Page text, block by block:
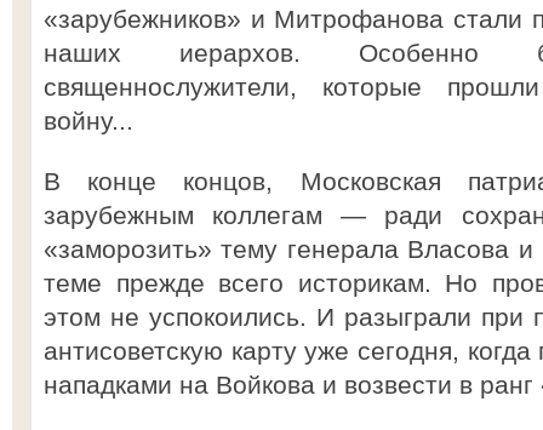
«зарубежников» и Митрофанова стали
наших иерархов. Особенно
священнослужители, которые
войну...
В конце концов, Московская
зарубежным коллегам — ради
«заморозить» тему генерала Власова и
теме прежде всего историкам. Но
этом не успокоились. И разыграли
антисоветскую карту уже сегодня,
нападками на Войкова и возвести в